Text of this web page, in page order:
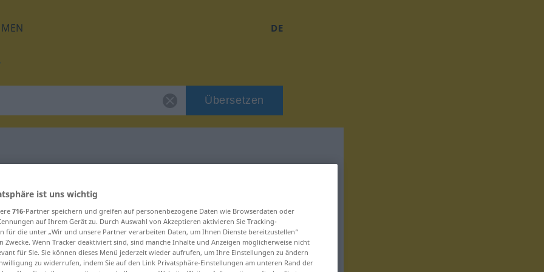
DE
Übersetzen
"weltfremd"
ist uns wichtig
716-Partner speichern und greifen auf personenbezogene Daten wie Browserdaten oder
auf Ihrem Gerät zu. Durch Auswahl von Akzeptieren aktivieren Sie Tracking-
für die unter „Wir und unsere Partner verarbeiten Daten, um Ihnen Dienste bereitzustellen“
Zwecke. Wenn Tracker deaktiviert sind, sind manche Inhalte und Anzeigen möglicherweise nicht
für Sie. Sie können dieses Menü jederzeit wieder aufrufen, um Ihre Einstellungen zu ändern
zu widerrufen, indem Sie auf den Link Privatsphäre-Einstellungen am unteren Rand der